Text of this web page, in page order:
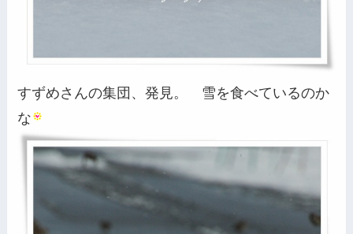
すずめさんの集団、発見。 雪を食べているのか
な